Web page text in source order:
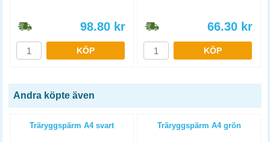
98.80 kr
KÖP
66.30 kr
KÖP
Andra köpte även
Träryggspärm A4 svart Träryggspärm A4 grön